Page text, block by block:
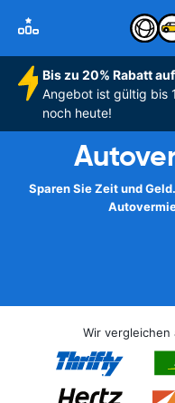
Bis zu 20% Rabatt
Angebot ist gültig bis
noch heute!
Sparen Sie Zeit und
Wir